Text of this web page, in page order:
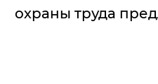
охраны труда